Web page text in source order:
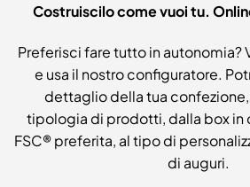
Costruiscilo come vuoi tu.
Preferisci fare tutto in autonomia?
e usa il nostro configuratore.
dettaglio della tua
tipologia di prodotti, dalla box
FSC® preferita, al tipo di
di auguri.